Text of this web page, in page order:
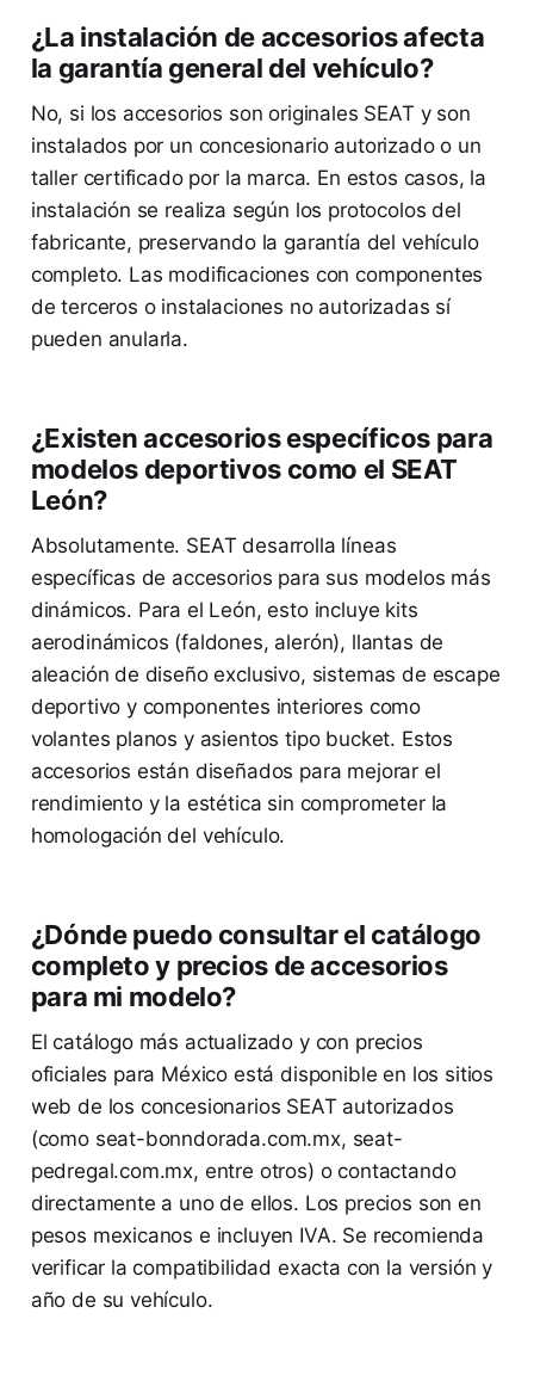
¿La instalación de accesorios afecta
la garantía general del vehículo?
No, si los accesorios son originales SEAT y son
instalados por un concesionario autorizado o un
taller certificado por la marca. En estos casos, la
instalación se realiza según los protocolos del
fabricante, preservando la garantía del vehículo
completo. Las modificaciones con componentes
de terceros o instalaciones no autorizadas sí
pueden anularla.
¿Existen accesorios específicos para
modelos deportivos como el SEAT
León?
Absolutamente. SEAT desarrolla líneas
específicas de accesorios para sus modelos más
dinámicos. Para el León, esto incluye kits
aerodinámicos (faldones, alerón), llantas de
aleación de diseño exclusivo, sistemas de escape
deportivo y componentes interiores como
volantes planos y asientos tipo bucket. Estos
accesorios están diseñados para mejorar el
rendimiento y la estética sin comprometer la
homologación del vehículo.
¿Dónde puedo consultar el catálogo
completo y precios de accesorios
para mi modelo?
El catálogo más actualizado y con precios
oficiales para México está disponible en los sitios
web de los concesionarios SEAT autorizados
(como seat-bonndorada.com.mx, seat-
pedregal.com.mx, entre otros) o contactando
directamente a uno de ellos. Los precios son en
pesos mexicanos e incluyen IVA. Se recomienda
verificar la compatibilidad exacta con la versión y
año de su vehículo.